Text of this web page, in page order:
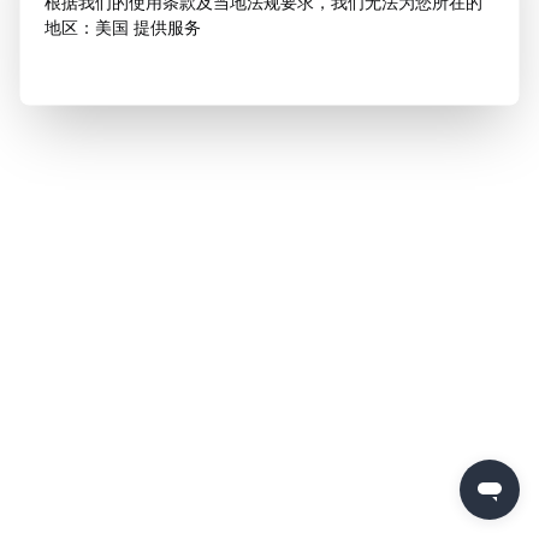
地区：美国 提供服务